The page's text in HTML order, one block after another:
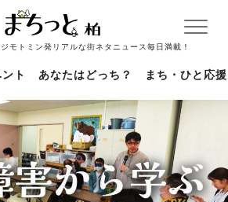
モトミン発リアルな街ネタニュース毎日満載！
ト あなたはどっち？ まち・ひと応援